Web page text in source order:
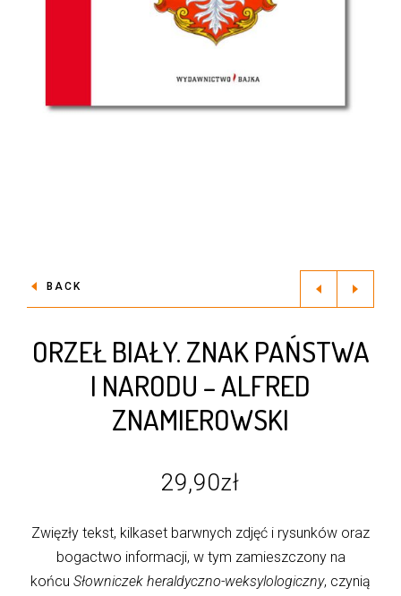
BACK
ORZEŁ BIAŁY. ZNAK PAŃSTWA
I NARODU – ALFRED
ZNAMIEROWSKI
29,90zł
Zwięzły tekst, kilkaset barwnych zdjęć i rysunków oraz
bogactwo informacji, w tym zamieszczony na
końcu Słowniczek heraldyczno-weksylologiczny, czynią